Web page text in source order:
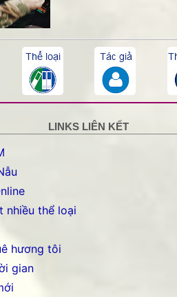
LINKS LIÊN KẾT
nhiều thể loại
hương tôi
gian